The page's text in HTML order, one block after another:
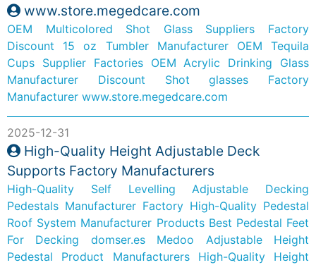
www.store.megedcare.com
OEM Multicolored Shot Glass Suppliers Factory
Discount 15 oz Tumbler Manufacturer
OEM Tequila
Cups Supplier Factories
OEM Acrylic Drinking Glass
Manufacturer
Discount Shot glasses Factory
Manufacturer www.store.megedcare.com
2025-12-31
High-Quality Height Adjustable Deck
Supports Factory Manufacturers
High-Quality Self Levelling Adjustable Decking
Pedestals Manufacturer Factory High-Quality Pedestal
Roof System Manufacturer Products Best Pedestal Feet
For Decking
domser.es
Medoo Adjustable Height
Pedestal Product Manufacturers
High-Quality Height